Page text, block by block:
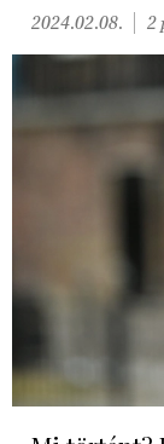
2024.02.08. 2